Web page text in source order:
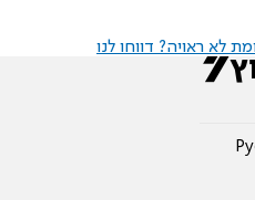
לא ראויה? דווחו לנו